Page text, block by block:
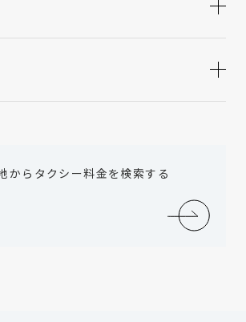
からタクシー料金を検索する